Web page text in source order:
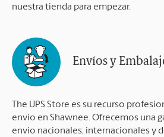
nuestra tienda para empezar.
Envíos y
The UPS Store es su recurso
envío en Shawnee. Ofrecemos una
envío nacionales, internacionales y